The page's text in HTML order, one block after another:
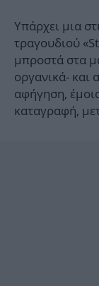
Υπάρχει μια
τραγουδιού
μπροστά στα
οργανικά- και
αφήγηση,
καταγραφή,